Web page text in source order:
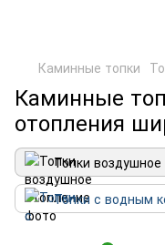
Каминные топки
Каминные
отопления
Топки воздушное
Топки с водным